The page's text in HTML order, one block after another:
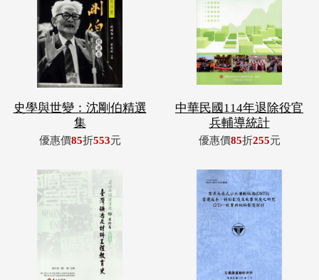
史學與世變：沈剛伯精選
集
優惠價85折553元
中華民國114年退除役官
兵輔導統計
優惠價85折255元